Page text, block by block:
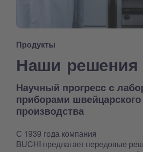
Продукты
Наши решения
Научный прогресс с
приборами швейцарского
производства
С 1939 года компания
BUCHI предлагает передовые